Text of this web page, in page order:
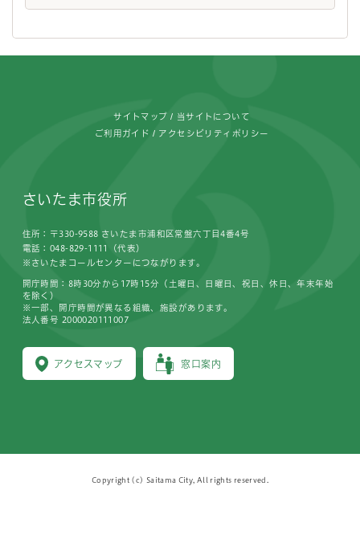
サイトマップ 当サイトについて
ご利用ガイド アクセシビリティポリシー
さいたま市役所
住所：〒330-9588 さいたま市浦和区常盤六丁目4番4号
電話：048-829-1111（代表）
※さいたまコールセンターにつながります。
アクセスマップ 窓口案内
開庁時間：8時30分から17時15分（土曜日、日曜日、祝日、休日、年末年始
を除く）
※一部、開庁時間が異なる組織、施設があります。
法人番号 2000020111007
Copyright (c) Saitama City, All rights reserved.